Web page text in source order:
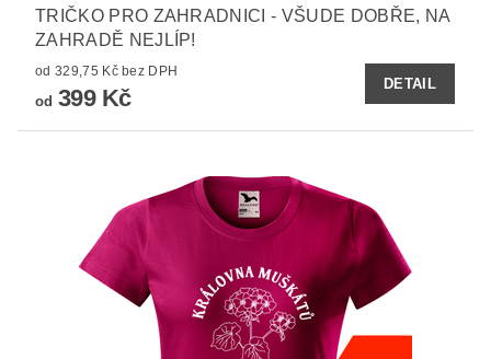
TRIČKO PRO ZAHRADNICI - VŠUDE DOBŘE, NA
ZAHRADĚ NEJLÍP!
od 329,75 Kč bez DPH
od 399 Kč
DETAIL